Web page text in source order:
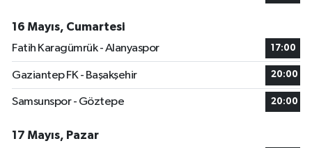
16 Mayıs, Cumartesi
Fatih Karagümrük - Alanyaspor
17:00
Gaziantep FK - Başakşehir 20:00
Samsunspor - Göztepe 20:00
17 Mayıs, Pazar